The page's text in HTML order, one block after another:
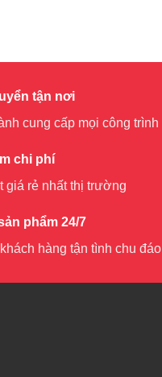
tận nơi
cung cấp mọi công trình
chi phí
giá rẻ nhất thị trường
phẩm 24/7
hàng tận tình chu đáo